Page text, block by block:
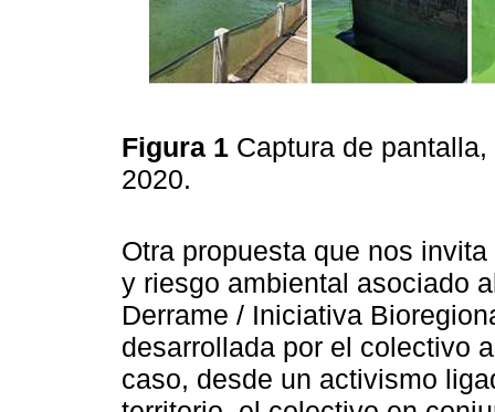
Figura 1 Captura de pantalla,
2020.
Otra propuesta que nos
y riesgo ambiental asociado
Derrame / Iniciativa
desarrollada por el colectivo
caso, desde un activismo